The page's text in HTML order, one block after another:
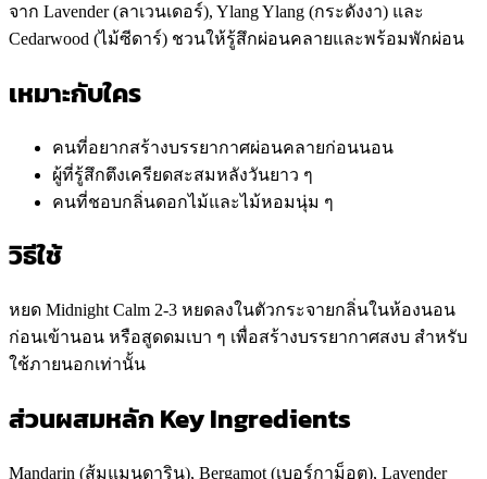
จาก Lavender (ลาเวนเดอร์), Ylang Ylang (กระดังงา) และ
Cedarwood (ไม้ซีดาร์) ชวนให้รู้สึกผ่อนคลายและพร้อมพักผ่อน
เหมาะกับใคร
คนที่อยากสร้างบรรยากาศผ่อนคลายก่อนนอน
ผู้ที่รู้สึกตึงเครียดสะสมหลังวันยาว ๆ
คนที่ชอบกลิ่นดอกไม้และไม้หอมนุ่ม ๆ
วิธีใช้
หยด Midnight Calm 2-3 หยดลงในตัวกระจายกลิ่นในห้องนอน
ก่อนเข้านอน หรือสูดดมเบา ๆ เพื่อสร้างบรรยากาศสงบ สำหรับ
ใช้ภายนอกเท่านั้น
ส่วนผสมหลัก Key Ingredients
Mandarin (ส้มแมนดาริน), Bergamot (เบอร์กาม็อต), Lavender